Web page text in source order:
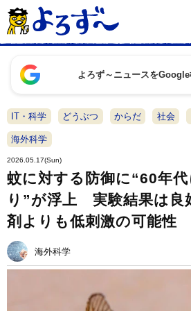
よろず～ニュースを
IT・科学 どうぶつ からだ 社会
海外科学
2026.05.17(Sun)
蚊に対する防御に“60年
り”が浮上 実験結果は良
剤よりも低刺激の可能性
海外科学